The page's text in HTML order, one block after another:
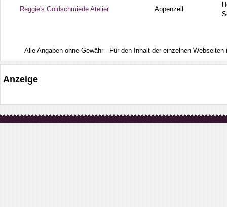
Reggie's Goldschmiede Atelier Appenzell
Alle Angaben ohne Gewähr - Für den Inhalt der einzelnen Webseiten
Anzeige